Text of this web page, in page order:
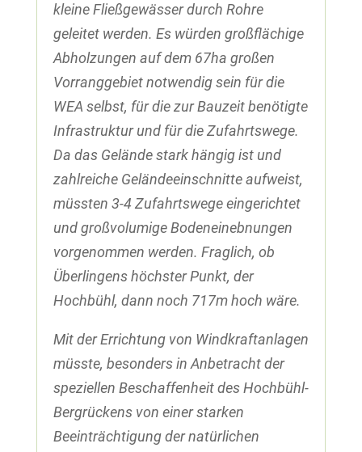
kleine Fließgewässer durch Rohre
geleitet werden. Es würden großflächige
Abholzungen auf dem 67ha großen
Vorranggebiet notwendig sein für die
WEA selbst, für die zur Bauzeit benötigte
Infrastruktur und für die Zufahrtswege.
Da das Gelände stark hängig ist und
zahlreiche Geländeeinschnitte aufweist,
müssten 3-4 Zufahrtswege eingerichtet
und großvolumige Bodeneinebnungen
vorgenommen werden. Fraglich, ob
Überlingens höchster Punkt, der
Hochbühl, dann noch 717m hoch wäre.
Mit der Errichtung von Windkraftanlagen
müsste, besonders in Anbetracht der
speziellen Beschaffenheit des Hochbühl-
Bergrückens von einer starken
Beeinträchtigung der natürlichen